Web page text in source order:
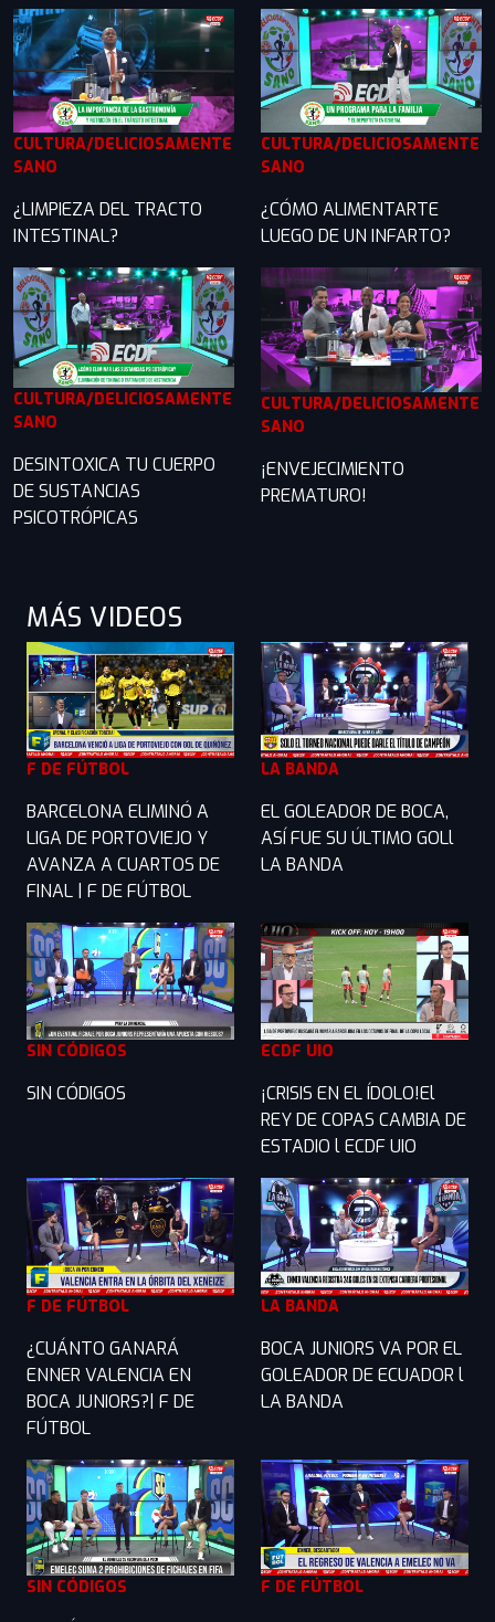
CULTURA/DELICIOSAMENTE
SANO
¿LIMPIEZA DEL TRACTO
INTESTINAL?
CULTURA/DELICIOSAMENTE
SANO
¿CÓMO ALIMENTARTE
LUEGO DE UN INFARTO?
CULTURA/DELICIOSAMENTE
SANO
DESINTOXICA TU CUERPO
DE SUSTANCIAS
PSICOTRÓPICAS
CULTURA/DELICIOSAMENTE
SANO
¡ENVEJECIMIENTO
PREMATURO!
MÁS VIDEOS
F DE FÚTBOL
BARCELONA ELIMINÓ A
LIGA DE PORTOVIEJO Y
AVANZA A CUARTOS DE
FINAL | F DE FÚTBOL
LA BANDA
EL GOLEADOR DE BOCA,
ASÍ FUE SU ÚLTIMO GOLl
LA BANDA
SIN CÓDIGOS
SIN CÓDIGOS
ECDF UIO
¡CRISIS EN EL ÍDOLO!El
REY DE COPAS CAMBIA DE
ESTADIO l ECDF UIO
F DE FÚTBOL
¿CUÁNTO GANARÁ
ENNER VALENCIA EN
BOCA JUNIORS?| F DE
FÚTBOL
LA BANDA
BOCA JUNIORS VA POR EL
GOLEADOR DE ECUADOR l
LA BANDA
SIN CÓDIGOS F DE FÚTBOL